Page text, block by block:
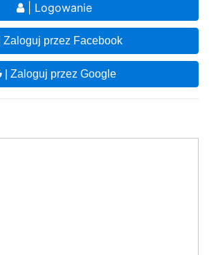
| Logowanie
| Zaloguj przez Facebook
| Zaloguj przez Google